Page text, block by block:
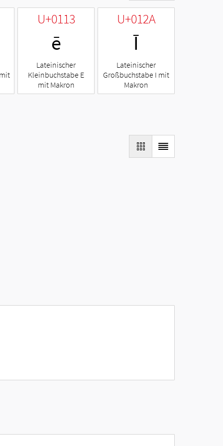
U+0113
ē
Lateinischer
Kleinbuchstabe E
mit Makron
U+012A
Ī
Lateinischer
Großbuchstabe I mit
Makron